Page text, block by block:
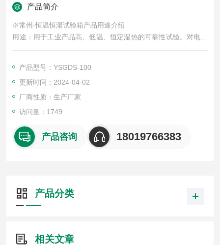
产品简介
※常州-恒温恒湿试验箱产品用途介绍
用途：用于工业产品高、低温、恒定湿热的可靠性试验。对电子
电工、汽车摩托、航空航天、船舶兵器、高等院校、科研单位等
下，检验其各项性能指标。
产品型号：YSGDS-100
更新时间：2024-04-02
厂商性质：生产厂家
访问量：1749
产品咨询 18019766383
产品分类
相关文章